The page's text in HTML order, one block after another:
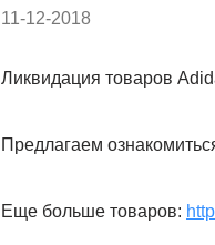
11-12-2018
Ликвидация товаров
Предлагаем
Еще больше товаров: